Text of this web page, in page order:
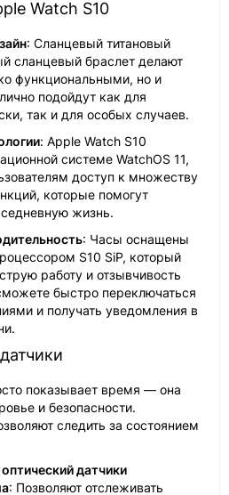
Watch S10
: Сланцевый титановый
сланцевый браслет делают
функциональными, но и
подойдут как для
так и для особых случаев.
: Apple Watch S10
системе WatchOS 11,
доступ к множеству
которые помогут
жизнь.
: Часы оснащены
S10 SiP, который
работу и отзывчивость
быстро переключаться
и получать уведомления в
показывает время — она
и безопасности.
следить за состоянием
датчики
: Позволяют отслеживать